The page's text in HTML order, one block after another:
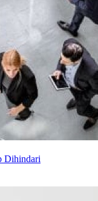
Dihindari